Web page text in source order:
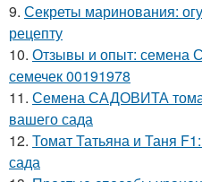
9. Секреты маринования:
рецепту
10. Отзывы и опыт: семена
семечек 00191978
11. Семена САДОВИТА
вашего сада
12. Томат Татьяна и Таня
сада